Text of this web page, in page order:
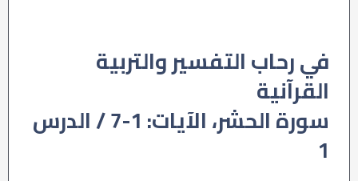
في رحاب التفسير والتربية
القرآنية
سورة الحشر، الآيات: 1-7 / الدرس
1